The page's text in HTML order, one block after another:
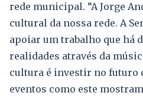
rede municipal. “A Jorge
cultural da nossa rede. A
apoiar um trabalho que há
realidades através da
cultura é investir no futuro
eventos como este